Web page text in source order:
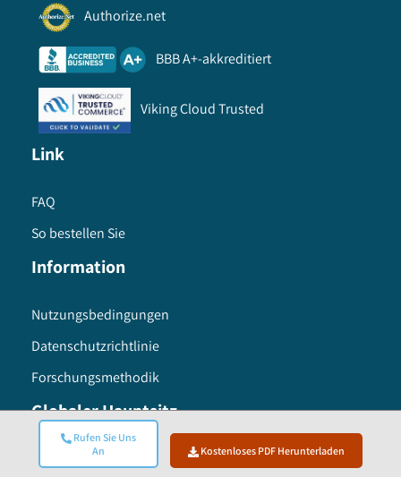
Rufen Sie Uns
An
Kostenloses PDF Herunterladen
Authorize.net
BBB A+-akkreditiert
Viking Cloud Trusted
Link
FAQ
So bestellen Sie
Information
Nutzungsbedingungen
Datenschutzrichtlinie
Forschungsmethodik
Globaler Hauptsitz
Global Market Insights Inc. 4 North Main Street,